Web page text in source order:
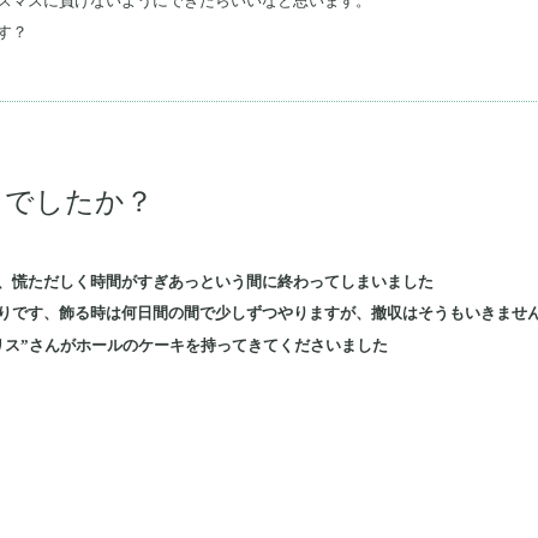
？
したか？
慌ただしく時間がすぎあっという間に終わってしまいました
です、飾る時は何日間の間で少しずつやりますが、撤収はそうもいきませ
”さんがホールのケーキを持ってきてくださいました